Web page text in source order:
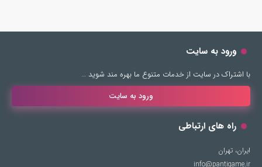
ورود به سایت
با اشتراک در سایت از خدمات متنوع ما بهره مند شوید …
ورود به سایت
راه های ارتباطی
ایران، تهران
info@pantigame.ir